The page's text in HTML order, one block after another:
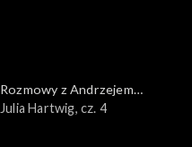
Rozmowy z Andrzejem
Doboszem
Julia Hartwig, cz. 4